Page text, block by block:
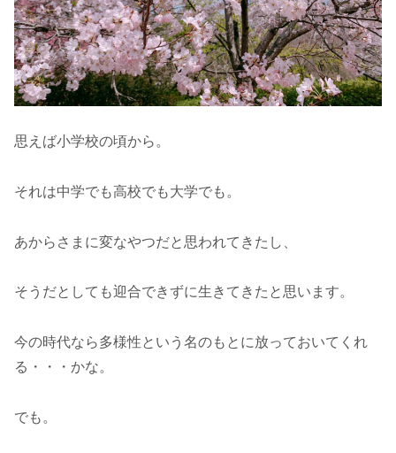
思えば小学校の頃から。
それは中学でも高校でも大学でも。
あからさまに変なやつだと思われてきたし、
そうだとしても迎合できずに生きてきたと思います。
今の時代なら多様性という名のもとに放っておいてくれ
る・・・かな。
でも。